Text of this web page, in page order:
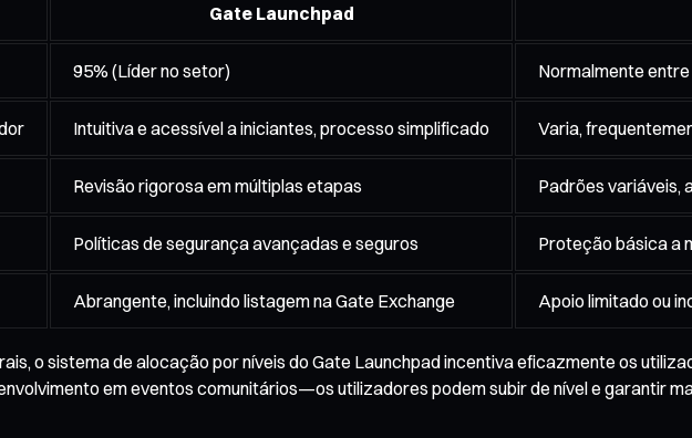
Gate Launchpad
95% (Líder no setor) Normalmente
Intuitiva e acessível a iniciantes, processo simplificado Varia,
Revisão rigorosa em múltiplas etapas Padrões variáveis,
Políticas de segurança avançadas e seguros Proteção básica a
Abrangente, incluindo listagem na Gate Exchange Apoio limitado ou
o sistema de alocação por níveis do Gate Launchpad incentiva eficazmente os
em eventos comunitários—os utilizadores podem subir de nível e garantir